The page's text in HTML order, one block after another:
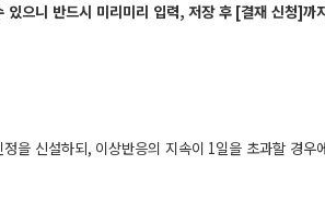
있으니 반드시 미리미리 입력, 저장 후 [결재 신청]까
을 신설하되, 이상반응의 지속이 1일을 초과할 경우